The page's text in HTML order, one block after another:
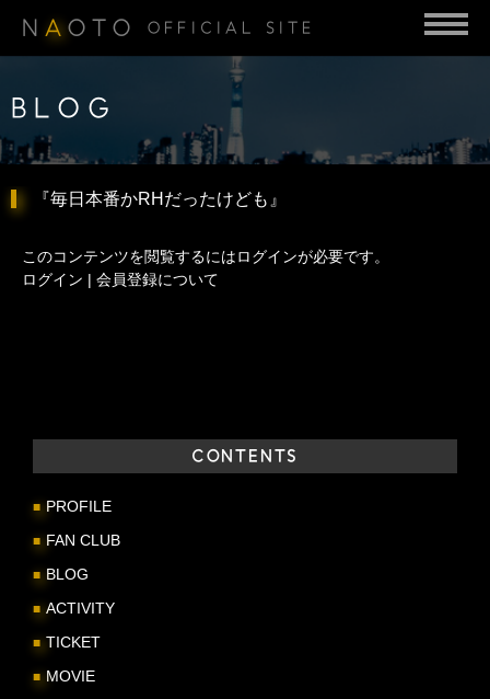
N A OTO OFFICIAL SITE
BLOG
『毎日本番かRHだったけども』
このコンテンツを閲覧するにはログインが必要です。
ログイン | 会員登録について
CONTENTS
PROFILE
FAN CLUB
BLOG
ACTIVITY
TICKET
MOVIE